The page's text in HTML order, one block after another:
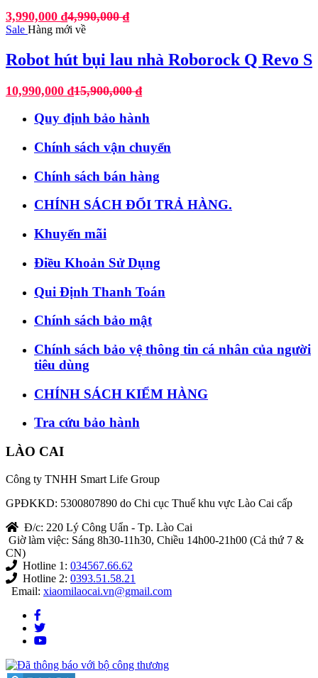
3,990,000 ₫4,990,000₫
Sale Hàng mới về
Robot hút bụi lau nhà Roborock Q Revo S
10,990,000 ₫15,900,000₫
Quy định bảo hành
Chính sách vận chuyển
Chính sách bán hàng
CHÍNH SÁCH ĐỔI TRẢ HÀNG.
Khuyến mãi
Điều Khoản Sử Dụng
Qui Định Thanh Toán
Chính sách bảo mật
Chính sách bảo vệ thông tin cá nhân của người
tiêu dùng
CHÍNH SÁCH KIỂM HÀNG
Tra cứu bảo hành
LÀO CAI
Công ty TNHH Smart Life Group
GPĐKKD: 5300807890 do Chi cục Thuế khu vực Lào Cai cấp
Đ/c: 220 Lý Công Uẩn - Tp. Lào Cai
Giờ làm việc: Sáng 8h30-11h30, Chiều 14h00-21h00 (Cả thứ 7 &
CN)
Hotline 1: 034567.66.62
Hotline 2: 0393.51.58.21
Email: xiaomilaocai.vn@gmail.com